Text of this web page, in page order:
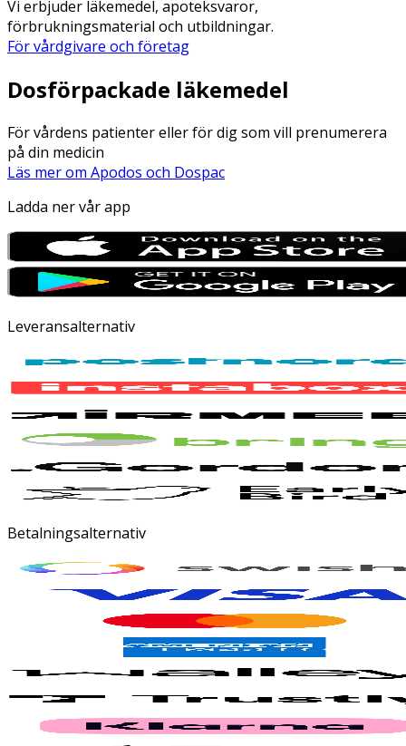
Vi erbjuder läkemedel, apoteksvaror,
förbrukningsmaterial och utbildningar.
För vårdgivare och företag
Dosförpackade läkemedel
För vårdens patienter eller för dig som vill prenumerera
på din medicin
Läs mer om Apodos och Dospac
Ladda ner vår app
Leveransalternativ
Betalningsalternativ